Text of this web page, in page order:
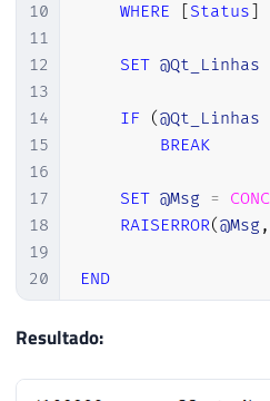
10
11
12
13
14
15
16
17
18
19
20
WHERE
[Status]
SET @Qt_Linhas
IF (@Qt_Linhas
BREAK
SET @Msg =
RAISERROR(@Msg,
END
Resultado: